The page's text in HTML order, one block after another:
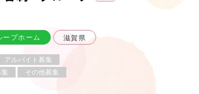
プホーム 滋賀県
アルバイト募集
その他募集